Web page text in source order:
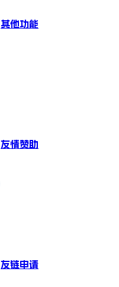
其他功能
友情赞助
友链申请